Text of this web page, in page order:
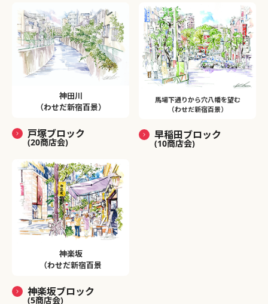
神田川
（わせだ新宿百景）
戸塚ブロック
(20商店会)
馬場下通りから穴八幡を望む
（わせだ新宿百景）
早稲田ブロック
(10商店会)
神楽坂
（わせだ新宿百景
神楽坂ブロック
(5商店会)